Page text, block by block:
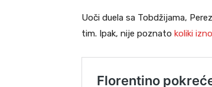
Uoči duela sa Tobdžijama,
tim. Ipak, nije poznato koliki